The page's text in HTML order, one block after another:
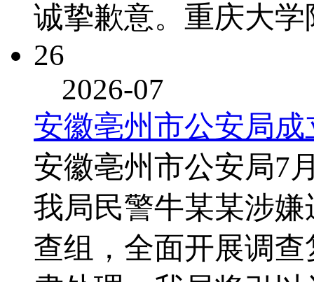
诚挚歉意。重庆大
26
2026-07
安徽亳州市公安局成
安徽亳州市公安局7
我局民警牛某某涉
查组，全面开展调